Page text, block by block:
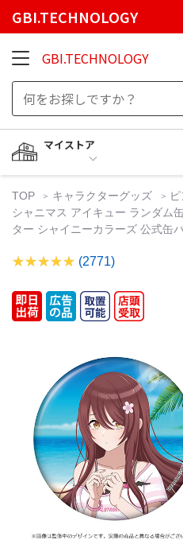
GBI.TECHNOLOGY
GBI.TECHNOLOGY
マイストア
TOP キャラクターグッズ
シャニマス アイキュー ランダム
ター シャイニーカラーズ 公式缶
(2771)